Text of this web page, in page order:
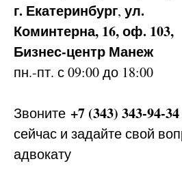
г. Екатеринбург, ул.
Коминтерна, 16, оф. 103,
Бизнес-центр Манеж
пн.-пт. с 09:00 до 18:00
Звоните +7 (343) 343-94-34
сейчас и задайте свой
адвокату